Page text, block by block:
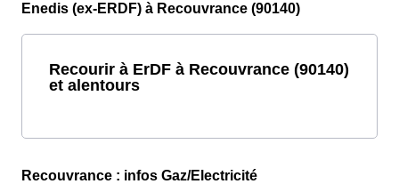
Enedis (ex-ERDF) à Recouvrance (90140)
Recourir à ErDF à Recouvrance (90140)
et alentours
Recouvrance : infos Gaz/Electricité